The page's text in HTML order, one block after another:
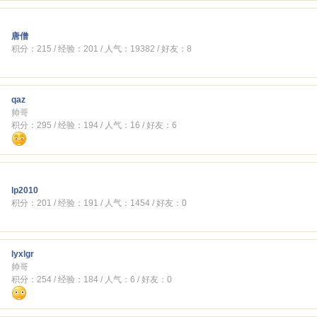
唐僧
积分：215 / 经验：201 / 人气：19382 / 好友：8
qaz
帅哥
积分：295 / 经验：194 / 人气：16 / 好友：6
lp2010
积分：201 / 经验：191 / 人气：1454 / 好友：0
lyxlgr
帅哥
积分：254 / 经验：184 / 人气：6 / 好友：0